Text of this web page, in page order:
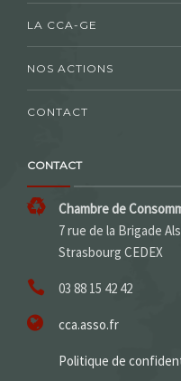
LA CCA-GE
NOS ACTIONS
CONTACT
CONTACT
Chambre de
7 rue de la Brigade
Strasbourg CEDEX
03 88 15 42 42
cca.asso.fr
Politique de